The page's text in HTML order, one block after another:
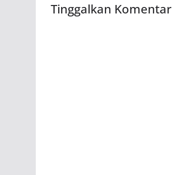
Tinggalkan Komentar